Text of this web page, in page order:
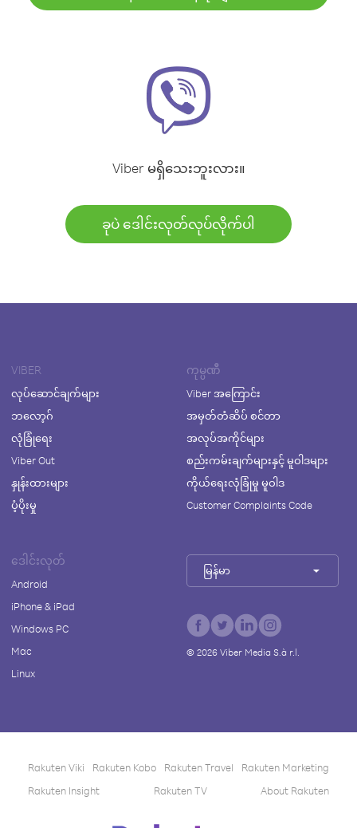
Viber မရှိသေးဘူးလား။
ခုပဲ ဒေါင်းလုတ်လုပ်လိုက်ပါ
VIBER
လုပ်ဆောင်ချက်များ
ဘလော့ဂ်
လုံခြုံရေး
Viber Out
နှုန်းထားများ
ပံ့ပိုးမှု
ကုမ္ပဏီ
Viber အကြောင်း
အမှတ်တံဆိပ် စင်တာ
အလုပ်အကိုင်များ
စည်းကမ်းချက်များနှင့် မူဝါဒများ
ကိုယ်ရေးလုံခြုံမှု မူဝါဒ
Customer Complaints Code
ဒေါင်းလုတ်
Android
iPhone & iPad
Windows PC
Mac
Linux
မြန်မာ
© 2026Viber Media S.à r.l.
Rakuten Viki Rakuten Kobo Rakuten Travel
Rakuten Marketing
Rakuten Insight
Rakuten TV About Rakuten